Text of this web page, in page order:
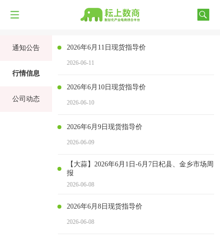
通知公告
行情信息
公司动态
2026年6月11日现货指导价
2026-06-11
2026年6月10日现货指导价
2026-06-10
2026年6月9日现货指导价
2026-06-09
【大蒜】2026年6月1日-6月7日杞县、金乡市场周
报
2026-06-08
2026年6月8日现货指导价
2026-06-08